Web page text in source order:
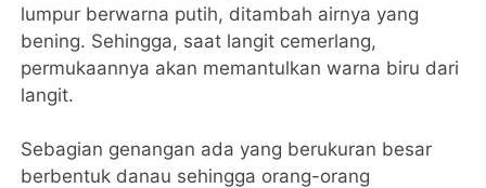
lumpur berwarna putih, ditambah airnya yang
bening. Sehingga, saat langit cemerlang,
permukaannya akan memantulkan warna biru dari
langit.
Sebagian genangan ada yang berukuran besar
berbentuk danau sehingga orang-orang